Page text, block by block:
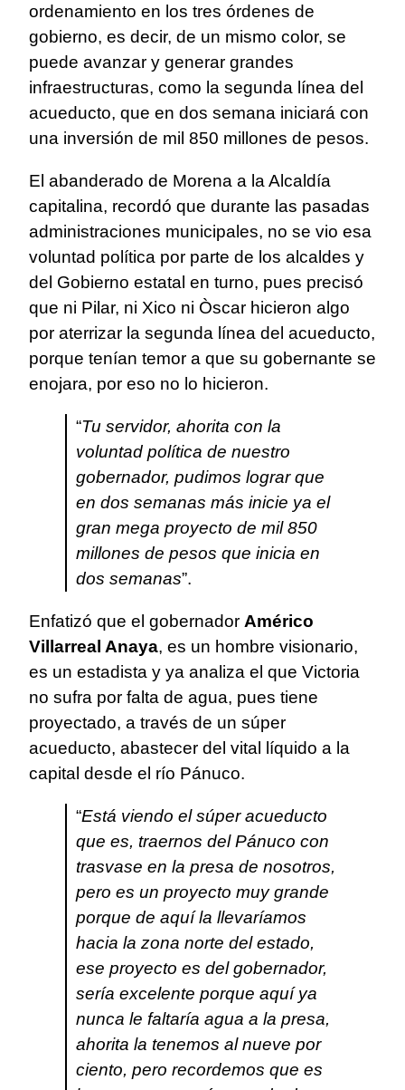
ordenamiento en los tres órdenes de
gobierno, es decir, de un mismo color, se
puede avanzar y generar grandes
infraestructuras, como la segunda línea del
acueducto, que en dos semana iniciará con
una inversión de mil 850 millones de pesos.
El abanderado de Morena a la Alcaldía
capitalina, recordó que durante las pasadas
administraciones municipales, no se vio esa
voluntad política por parte de los alcaldes y
del Gobierno estatal en turno, pues precisó
que ni Pilar, ni Xico ni Òscar hicieron algo
por aterrizar la segunda línea del acueducto,
porque tenían temor a que su gobernante se
enojara, por eso no lo hicieron.
“Tu servidor, ahorita con la
voluntad política de nuestro
gobernador, pudimos lograr que
en dos semanas más inicie ya el
gran mega proyecto de mil 850
millones de pesos que inicia en
dos semanas”.
Enfatizó que el gobernador Américo
Villarreal Anaya, es un hombre visionario,
es un estadista y ya analiza el que Victoria
no sufra por falta de agua, pues tiene
proyectado, a través de un súper
acueducto, abastecer del vital líquido a la
capital desde el río Pánuco.
“Está viendo el súper acueducto
que es, traernos del Pánuco con
trasvase en la presa de nosotros,
pero es un proyecto muy grande
porque de aquí la llevaríamos
hacia la zona norte del estado,
ese proyecto es del gobernador,
sería excelente porque aquí ya
nunca le faltaría agua a la presa,
ahorita la tenemos al nueve por
ciento, pero recordemos que es